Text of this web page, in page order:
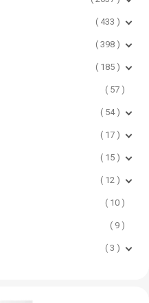
433
398
185
57
54
17
15
12
10
9
3